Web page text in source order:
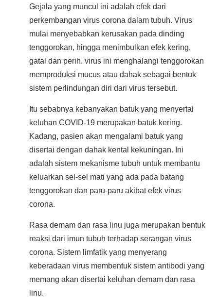
Gejala yang muncul ini adalah efek dari
perkembangan virus corona dalam tubuh. Virus
mulai menyebabkan kerusakan pada dinding
tenggorokan, hingga menimbulkan efek kering,
gatal dan perih. virus ini menghalangi tenggorokan
memproduksi mucus atau dahak sebagai bentuk
sistem perlindungan diri dari virus tersebut.
Itu sebabnya kebanyakan batuk yang menyertai
keluhan COVID-19 merupakan batuk kering.
Kadang, pasien akan mengalami batuk yang
disertai dengan dahak kental kekuningan. Ini
adalah sistem mekanisme tubuh untuk membantu
keluarkan sel-sel mati yang ada pada batang
tenggorokan dan paru-paru akibat efek virus
corona.
Rasa demam dan rasa linu juga merupakan bentuk
reaksi dari imun tubuh terhadap serangan virus
corona. Sistem limfatik yang menyerang
keberadaan virus membentuk sistem antibodi yang
memang akan disertai keluhan demam dan rasa
linu.